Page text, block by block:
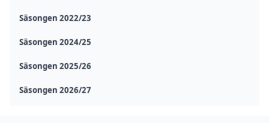
Säsongen 2022/23
Säsongen 2024/25
Säsongen 2025/26
Säsongen 2026/27